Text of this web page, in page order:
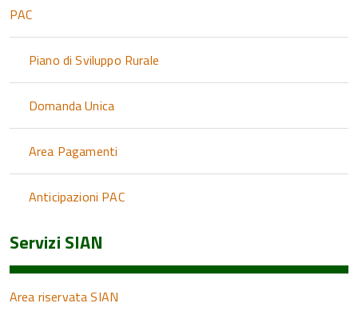
PAC
Piano di Sviluppo Rurale
Domanda Unica
Area Pagamenti
Anticipazioni PAC
Servizi SIAN
Area riservata SIAN